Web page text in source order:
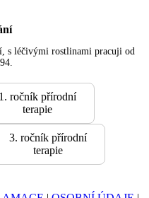
s léčivými rostlinami pracuji od
1. ročník přírodní
terapie
3. ročník přírodní
terapie